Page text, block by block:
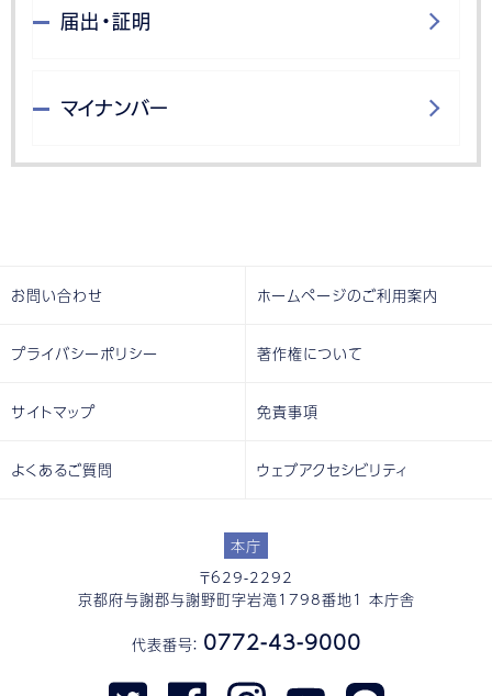
届出・証明
マイナンバー
本庁
〒629-2292
京都府与謝郡与謝野町字岩滝1798番地1 本庁舎
代表番号： 0772-43-9000
お問い合わせ ホームページのご利用案内
プライバシーポリシー 著作権について
サイトマップ 免責事項
よくあるご質問 ウェブアクセシビリティ